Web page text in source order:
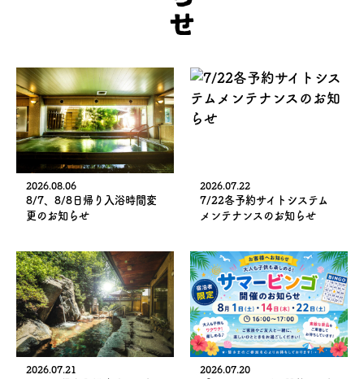
2026.08.06
8/7、8/8日帰り入浴時間変
更のお知らせ
2026.07.22
7/22各予約サイトシステム
メンテナンスのお知らせ
2026.07.21 2026.07.20